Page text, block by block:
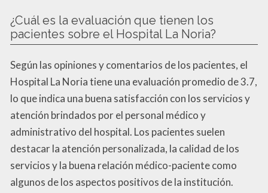
¿Cuál es la evaluación que tienen los
pacientes sobre el Hospital La Noria?
Según las opiniones y comentarios de los pacientes, el
Hospital La Noria tiene una evaluación promedio de 3.7,
lo que indica una buena satisfacción con los servicios y
atención brindados por el personal médico y
administrativo del hospital. Los pacientes suelen
destacar la atención personalizada, la calidad de los
servicios y la buena relación médico-paciente como
algunos de los aspectos positivos de la institución.